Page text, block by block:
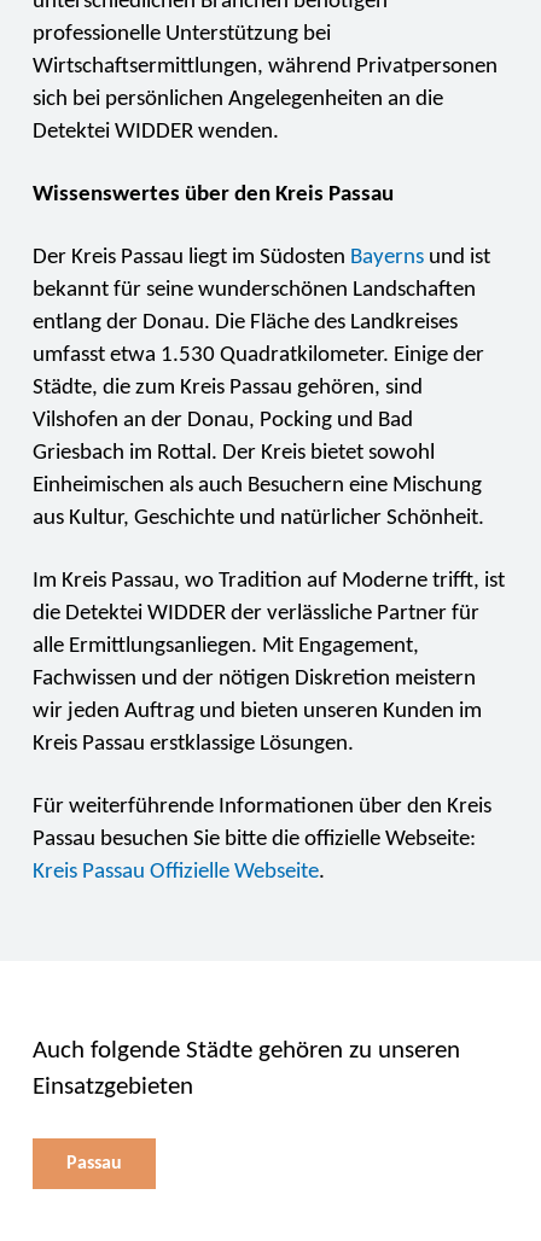
professionelle Unterstützung bei
Wirtschaftsermittlungen, während Privatpersonen
sich bei persönlichen Angelegenheiten an die
Detektei WIDDER wenden.
Wissenswertes über den Kreis Passau
Der Kreis Passau liegt im Südosten Bayernsund ist
bekannt für seine wunderschönen Landschaften
entlang der Donau. Die Fläche des Landkreises
umfasst etwa 1.530 Quadratkilometer. Einige der
Städte, die zum Kreis Passau gehören, sind
Vilshofen an der Donau, Pocking und Bad
Griesbach im Rottal. Der Kreis bietet sowohl
Einheimischen als auch Besuchern eine Mischung
aus Kultur, Geschichte und natürlicher Schönheit.
Im Kreis Passau, wo Tradition auf Moderne trifft, ist
die Detektei WIDDER der verlässliche Partner für
alle Ermittlungsanliegen. Mit Engagement,
Fachwissen und der nötigen Diskretion meistern
wir jeden Auftrag und bieten unseren Kunden im
Kreis Passau erstklassige Lösungen.
Für weiterführende Informationen über den Kreis
Passau besuchen Sie bitte die offizielle Webseite:
Kreis Passau Offizielle Webseite.
Auch folgende Städte gehören zu unseren
Einsatzgebieten
Passau